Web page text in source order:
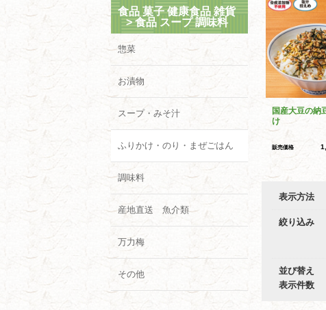
食品 菓子 健康食品 雑貨
>食品 スープ 調味料
惣菜
お漬物
スープ・みそ汁
ふりかけ・のり・まぜごはん
調味料
産地直送 魚介類
万力梅
その他
国産大豆の納
け
販売価格
表示方法
絞り込み
並び替え
表示件数